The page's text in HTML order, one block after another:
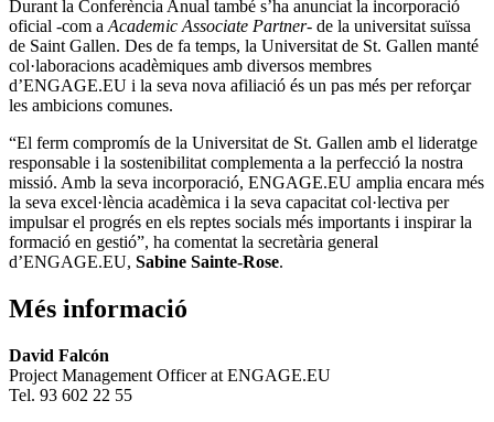
Durant la Conferència Anual també s’ha anunciat la incorporació
oficial -com a Academic Associate Partner- de la universitat suïssa
de Saint Gallen. Des de fa temps, la Universitat de St. Gallen manté
col·laboracions acadèmiques amb diversos membres
d’ENGAGE.EU i la seva nova afiliació és un pas més per reforçar
les ambicions comunes.
“El ferm compromís de la Universitat de St. Gallen amb el lideratge
responsable i la sostenibilitat complementa a la perfecció la nostra
missió. Amb la seva incorporació, ENGAGE.EU amplia encara més
la seva excel·lència acadèmica i la seva capacitat col·lectiva per
impulsar el progrés en els reptes socials més importants i inspirar la
formació en gestió”, ha comentat la secretària general
d’ENGAGE.EU, Sabine Sainte-Rose.
Més informació
David Falcón
Project Management Officer at ENGAGE.EU
Tel. 93 602 22 55